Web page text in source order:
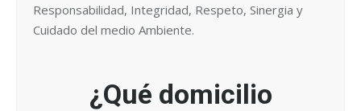
Responsabilidad, Integridad, Respeto, Sinergia y
Cuidado del medio Ambiente.
¿Qué domicilio